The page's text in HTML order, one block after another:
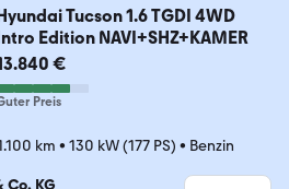
Hyundai Tucson 1.6 TGDI 4WD
Intro Edition NAVI+SHZ+KAMER
€
Preis
km • 130 kW (177 PS) • Benzin